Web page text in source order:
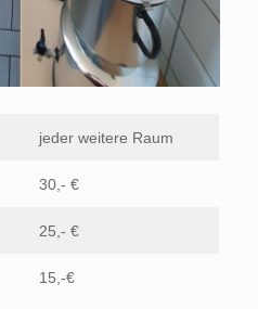
jeder weitere Raum
30,- €
25,- €
15,-€